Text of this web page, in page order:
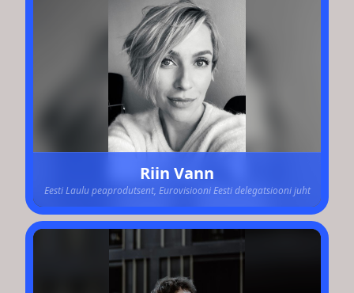
Riin Vann
Eesti Laulu peaprodutsent, Eurovisiooni Eesti delegatsiooni juht